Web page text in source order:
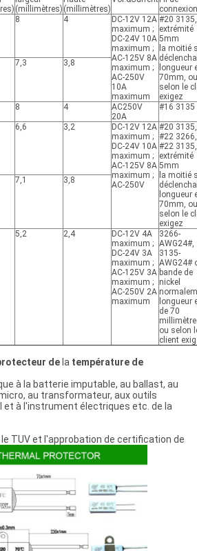
(millimètres) (millimètres)
connexion
8 4
DC-12V 12A
maximum ;
DC-24V 10A
maximum ;
AC-125V 8A
maximum ;
AC-250V
10A
maximum
#20 3135,
extrémité
5mm
la moitié
longueur
70mm, ou
selon le
exigez
7,3 3,8
8 4
AC250V
20A
#16 3135
6,6 3,2
DC-12V 12A
maximum ;
DC-24V 10A
maximum ;
AC-125V 8A
maximum ;
AC-250V
#20 3135,
#22 3266,
#22 3135,
extrémité
5mm
la moitié
longueur
70mm, ou
selon le
exigez
7,1 3,8
5,2 2,4
DC-12V 4A
maximum ;
DC-24V 3A
maximum ;
AC-125V 3A
maximum ;
AC-250V 2A
maximum
3266-
AWG24#,
3135-
AWG24#
bande de
nickel
longueur
de 70
ou selon
client
dela température de
à la batterie imputable, au ballast, au
au transformateur, aux outils
et à l'instrument électriques etc. de la
le TUV et l'approbation de certification de